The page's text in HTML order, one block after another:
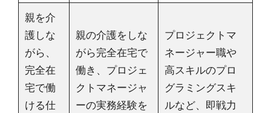
親を介
護しな
がら、
完全在
宅で働
ける仕
親の介護をしな
がら完全在宅で
働き、プロジェ
クトマネージャ
ーの実務経験を
プロジェクトマ
ネージャー職や
高スキルのプロ
グラミングスキ
ルなど、即戦力